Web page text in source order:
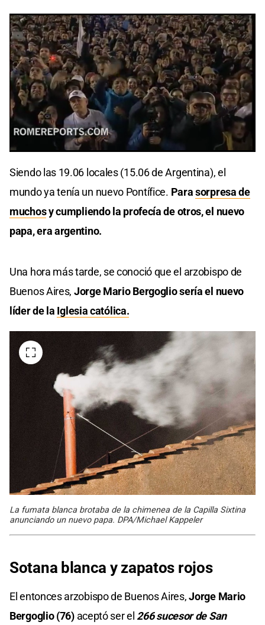
of
minute,
seconds
Siendo las 19.06 locales (15.06 de Argentina), el
mundo ya tenía un nuevo Pontífice. Parasorpresa de
muchosy cumpliendo la profecía de otros, el nuevo
papa, era argentino.
Una hora más tarde, se conoció que el arzobispo de
Buenos Aires, Jorge Mario Bergoglio sería el nuevo
líder de la Iglesia católica.
La fumata blanca brotaba de la chimenea de la Capilla Sixtina
anunciando un nuevo papa. DPA/Michael Kappeler
Sotana blanca y zapatos rojos
El entonces arzobispo de Buenos Aires,Jorge Mario
Bergoglio (76)aceptó ser el 266 sucesor de San